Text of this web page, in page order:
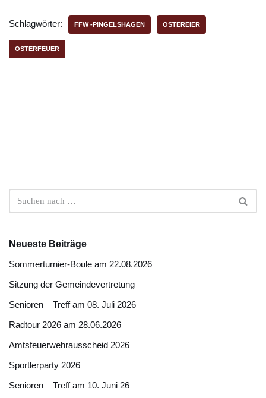
Schlagwörter: FFW -PINGELSHAGEN OSTEREIER
OSTERFEUER
Neueste Beiträge
Sommerturnier-Boule am 22.08.2026
Sitzung der Gemeindevertretung
Senioren – Treff am 08. Juli 2026
Radtour 2026 am 28.06.2026
Amtsfeuerwehrausscheid 2026
Sportlerparty 2026
Senioren – Treff am 10. Juni 26